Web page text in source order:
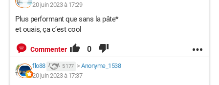
20 juin 2023 à 17:29
Plus performant que sans la pâte*
et ouais, ça c’est cool
Commenter 0
flo88 5 177 > Anonyme_1538
20 juin 2023 à 17:37